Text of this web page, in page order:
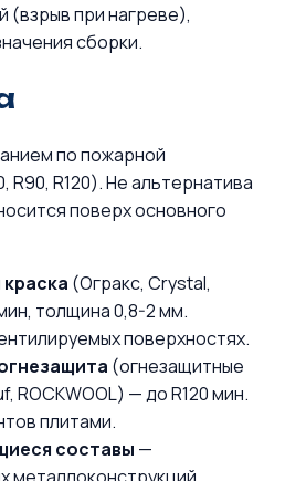
(взрыв при нагреве),
сборки.
по пожарной
R90, R120). Не альтернатива
поверх основного
(Огракс, Crystal,
толщина 0,8-2 мм.
поверхностях.
(огнезащитные
ROCKWOOL) — до R120 мин.
плитами.
составы —